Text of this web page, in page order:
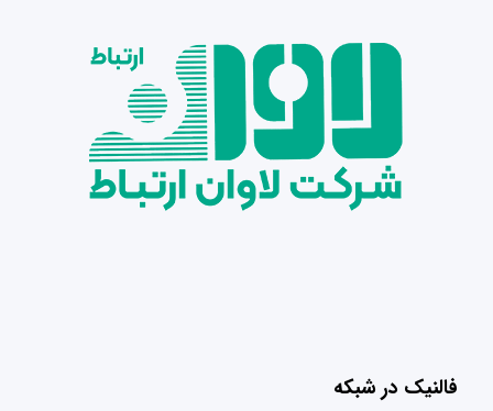
فالنیک در شبکه